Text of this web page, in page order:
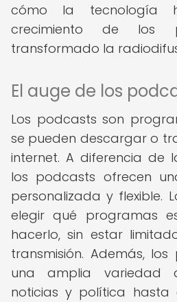
cómo la tecnología
crecimiento de los
transformado la
El auge de los
Los podcasts son
se pueden descargar o
internet. A diferencia de
los podcasts ofrecen
personalizada y flexible.
elegir qué programas
hacerlo, sin estar
transmisión. Además,
una amplia variedad
noticias y política hasta